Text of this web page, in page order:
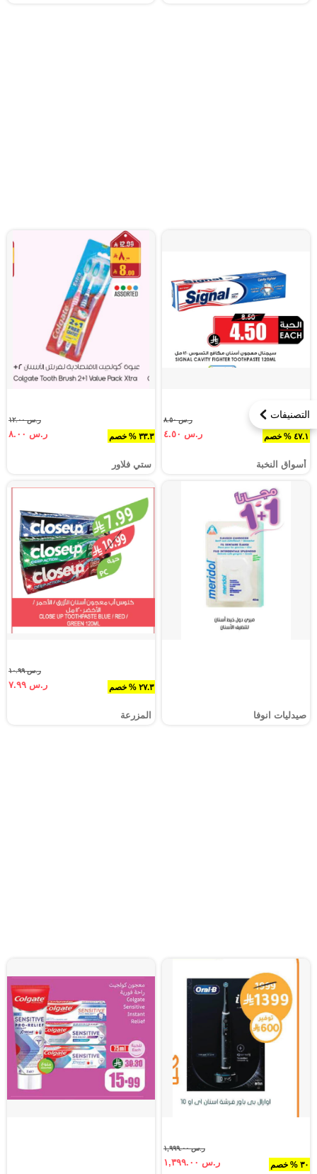
التصنيفات
٤٧.١ % خصم
ر.س ٨.٥٠
ر.س ٤.٥٠
أسواق النخبة
٣٣.٣ % خصم
ر.س ١٢.٠٠
ر.س ٨.٠٠
ستي فلاور
صيدليات انوفا
٢٧.٣ % خصم
ر.س ١٠.٩٩
ر.س ٧.٩٩
المزرعة
٣٠ % خصم
ر.س ١,٩٩٩.٠٠
ر.س ١,٣٩٩.٠٠